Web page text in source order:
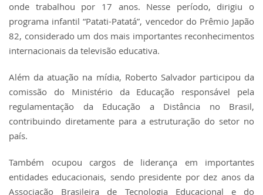
onde trabalhou por 17 anos. Nesse período, dirigiu o
programa infantil “Patati-Patatá”, vencedor do Prêmio Japão
82, considerado um dos mais importantes reconhecimentos
internacionais da televisão educativa.
Além da atuação na mídia, Roberto Salvador participou da
comissão do Ministério da Educação responsável pela
regulamentação da Educação a Distância no Brasil,
contribuindo diretamente para a estruturação do setor no
país.
Também ocupou cargos de liderança em importantes
entidades educacionais, sendo presidente por dez anos da
Associação Brasileira de Tecnologia Educacional e do